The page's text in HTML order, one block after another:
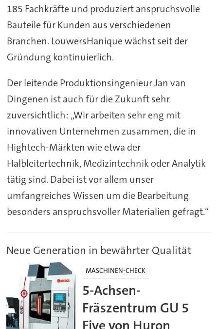
185 Fachkräfte und produziert anspruchsvolle
Bauteile für Kunden aus verschiedenen
Branchen. LouwersHanique wächst seit der
Gründung kontinuierlich.
Der leitende Produktionsingenieur Jan van
Dingenen ist auch für die Zukunft sehr
zuversichtlich: „Wir arbeiten sehr eng mit
innovativen Unternehmen zusammen, die in
Hightech-Märkten wie etwa der
Halbleitertechnik, Medizintechnik oder Analytik
tätig sind. Dabei ist vor allem unser
umfangreiches Wissen um die Bearbeitung
besonders anspruchsvoller Materialien gefragt.“
Neue Generation in bewährter Qualität
MASCHINEN-CHECK
5-Achsen-
Fräszentrum GU 5